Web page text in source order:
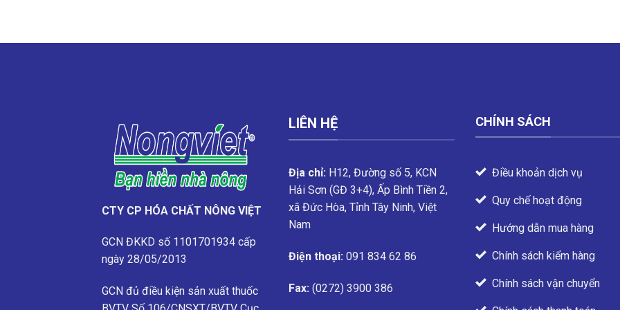
CTY CP HÓA CHẤT NÔNG VIỆT
GCN ĐKKD số 1101701934 cấp
ngày 28/05/2013
GCN đủ điều kiện sản xuất thuốc
LIÊN HỆ
Địa chỉ: H12, Đường số 5, KCN
Hải Sơn (GĐ 3+4), Ấp Bình Tiền 2,
xã Đức Hòa, Tỉnh Tây Ninh, Việt
Nam
Điện thoại: 091 834 62 86
Fax: (0272) 3900 386
CHÍNH SÁCH
Điều khoản dịch vụ
Quy chế hoạt động
Hướng dẫn mua hàng
Chính sách kiểm hàng
Chính sách vận chuyển